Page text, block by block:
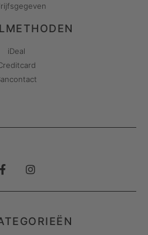
iDeal